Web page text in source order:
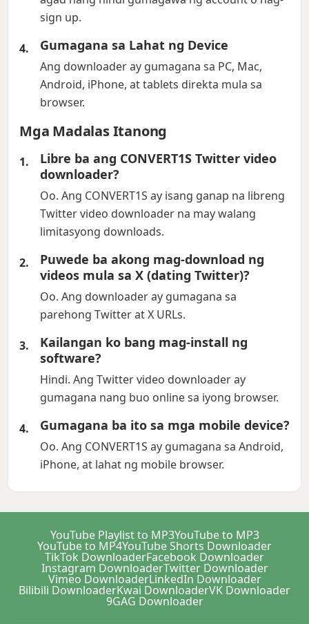
sign up.
Gumagana sa Lahat ng Device
Ang downloader ay gumagana sa PC, Mac,
Android, iPhone, at tablets direkta mula sa
browser.
Mga Madalas Itanong
Libre ba ang CONVERT1S Twitter video
downloader?
Oo. Ang CONVERT1S ay isang ganap na libreng
Twitter video downloader na may walang
limitasyong downloads.
Puwede ba akong mag-download ng
videos mula sa X (dating Twitter)?
Oo. Ang downloader ay gumagana sa
parehong Twitter at X URLs.
Kailangan ko bang mag-install ng
software?
Hindi. Ang Twitter video downloader ay
gumagana nang buo online sa iyong browser.
Gumagana ba ito sa mga mobile device?
Oo. Ang CONVERT1S ay gumagana sa Android,
iPhone, at lahat ng mobile browser.
YouTube Playlist to MP3YouTube to MP3
YouTube to MP4YouTube Shorts Downloader
TikTok DownloaderFacebook Downloader
Instagram DownloaderTwitter Downloader
Vimeo DownloaderLinkedIn Downloader
Bilibili DownloaderKwai DownloaderVK Downloader
9GAG Downloader